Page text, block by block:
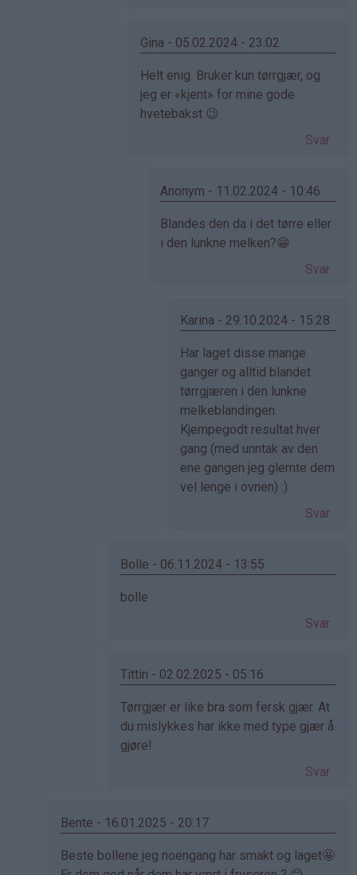
bekreftet)
Gina - 05.02.2024 - 23:02
Som
svar
på
bekreftet)
Helt enig. Bruker kun tørrgjær, og
jeg er «kjent» for mine gode
hvetebakst 😉
Svar
Anonym - 11.02.2024 - 10:46
Som
svar
(ikke
Blandes den da i det tørre eller
i den lunkne melken?😁
Svar
Karina - 29.10.2024 - 15:28
Som
svar
på
av
Anonym
(ikke
bekreftet)
Har laget disse mange
ganger og alltid blandet
tørrgjæren i den lunkne
melkeblandingen.
Kjempegodt resultat hver
gang (med unntak av den
ene gangen jeg glemte dem
vel lenge i ovnen) :)
Svar
Bolle - 06.11.2024 - 13:55
Som
Cecilie
bekreftet)
bolle
Svar
Tittin - 02.02.2025 - 05:16
Som
svar
på
bekreftet)
Tørrgjær er like bra som fersk gjær. At
du mislykkes har ikke med type gjær å
gjøre!
Svar
Bente - 16.01.2025 - 20:17
Som
Beste bollene jeg noengang har smakt og laget🤩